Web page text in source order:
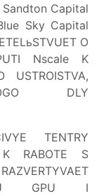
Sandton Capital
Sky Capital
O
Nscale K
USTROISTVA,
DLY
TENTRY
K RABOTE S
GPU I